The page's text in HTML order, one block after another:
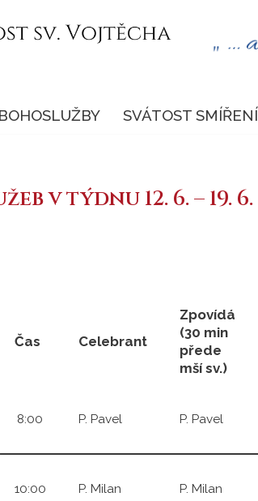
BOHOSLUŽBY SVÁTOST SMÍŘENÍ
v týdnu 12. 6. – 19. 6.
Čas Celebrant
Zpovídá
(30 min
přede
mší sv.)
8:00 P. Pavel P. Pavel
10:00 P. Milan P. Milan